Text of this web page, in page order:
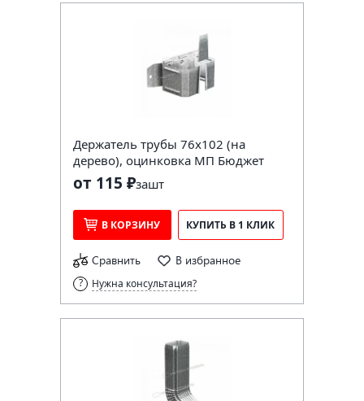
Держатель трубы 76х102 (на
дерево), оцинковка МП Бюджет
от 115 ₽зашт
В КОРЗИНУ КУПИТЬ В 1 КЛИК
Сравнить В избранное
Нужна консультация?